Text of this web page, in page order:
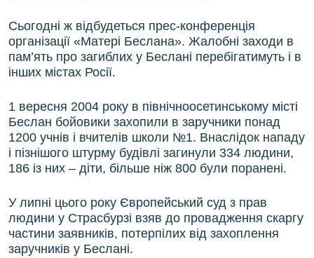
Сьогодні ж відбудеться прес-конференція
організації «Матері Беслана». Жалобні заходи в
пам’ять про загиблих у Беслані перебігатимуть і в
інших містах Росії.
1 вересня 2004 року в північноосетинському місті
Беслан бойовики захопили в заручники понад
1200 учнів і вчителів школи №1. Внаслідок нападу
і пізнішого штурму будівлі загинули 334 людини,
186 із них – діти, більше ніж 800 були поранені.
У липні цього року Європейський суд з прав
людини у Страсбурзі взяв до провадження скаргу
частини заявників, потерпілих від захоплення
заручників у Беслані.